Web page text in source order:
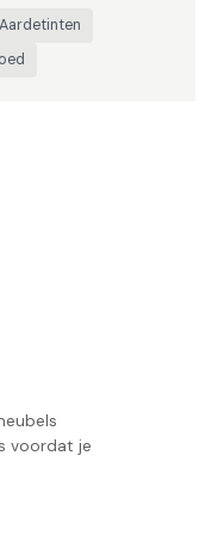
Aardetinten
voordat je